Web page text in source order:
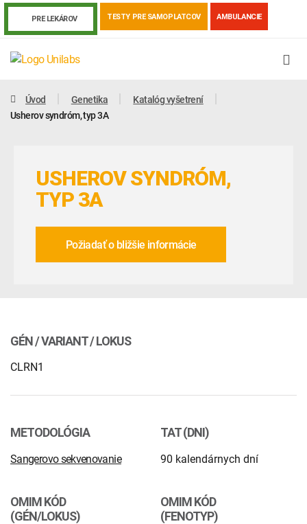
PRE LEKÁROV TESTY PRE SAMOPLATCOV AMBULANCIE
Genetika Covid-19 Žiadanky a tlačivá
Human papillomavirus (HPV)
Úvod Genetika
Katalóg vyšetrení
Usherov syndróm, typ 3A
USHEROV SYNDRÓM,
TYP 3A
Požiadať o bližšie informácie
GÉN / VARIANT / LOKUS
CLRN1
METODOLÓGIA
Sangerovo sekvenovanie
TAT (DNI)
90 kalendárnych dní
OMIM KÓD
(GÉN/LOKUS)
OMIM KÓD
(FENOTYP)